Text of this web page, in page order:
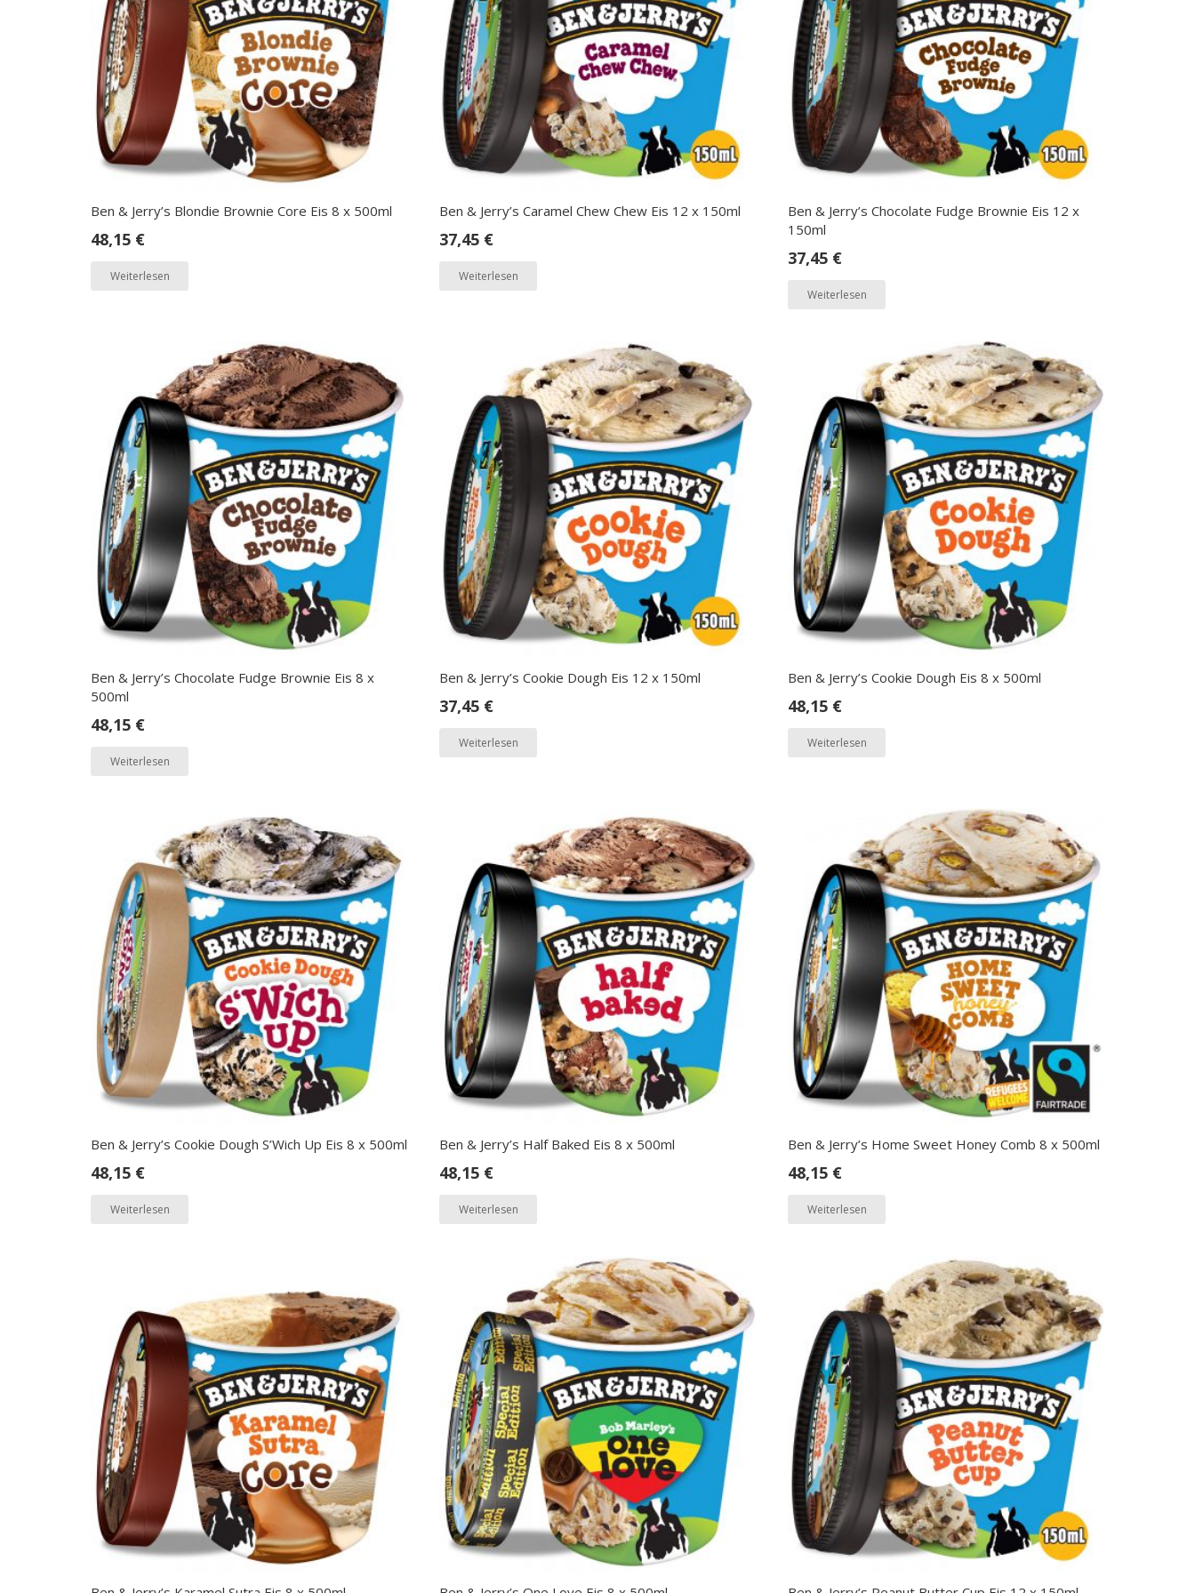
Ben & Jerry’s Blondie Brownie Core Eis 8 x 500ml
48,15 €
Weiterlesen
Ben & Jerry’s Caramel Chew Chew Eis 12 x 150ml
37,45 €
Weiterlesen
Ben & Jerry’s Chocolate Fudge Brownie Eis 12 x
150ml
37,45 €
Weiterlesen
Ben & Jerry’s Chocolate Fudge Brownie Eis 8 x
500ml
48,15 €
Weiterlesen
Ben & Jerry’s Cookie Dough Eis 12 x 150ml
37,45 €
Weiterlesen
Ben & Jerry’s Cookie Dough Eis 8 x 500ml
48,15 €
Weiterlesen
Ben & Jerry’s Cookie Dough S’Wich Up Eis 8 x 500ml
48,15 €
Weiterlesen
Ben & Jerry’s Half Baked Eis 8 x 500ml
48,15 €
Weiterlesen
Ben & Jerry’s Home Sweet Honey Comb 8 x 500ml
48,15 €
Weiterlesen